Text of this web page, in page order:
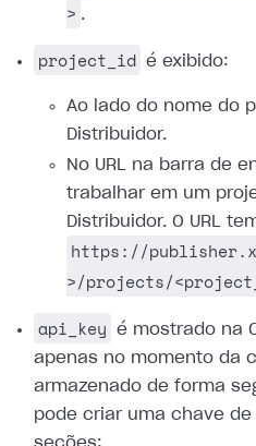
> .
project_id é exibido:
Ao lado do nome do
Distribuidor.
No URL na barra de
trabalhar em um
Distribuidor. O URL
https://
>/projects/
api_key
é mostrado na
apenas no momento da
armazenado de forma
pode criar uma chave de